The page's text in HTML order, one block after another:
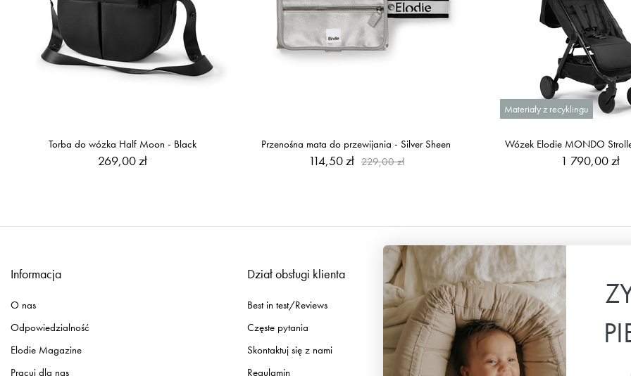
Torba do wózka Half Moon - Black
269,00 zł
Przenośna mata do przewijania - Silver Sheen
114,50 zł 229,00 zł
Materiały z recyklingu
Wózek Elodie MONDO
1 790,00 zł
Informacja
O nas
Odpowiedzialność
Elodie Magazine
Pracuj dla nas
Dział obsługi klienta
Best in test/Reviews
Częste pytania
Skontaktuj się z nami
Regulamin
Podążaj za nami
Facebook
Instagram
Pinterest